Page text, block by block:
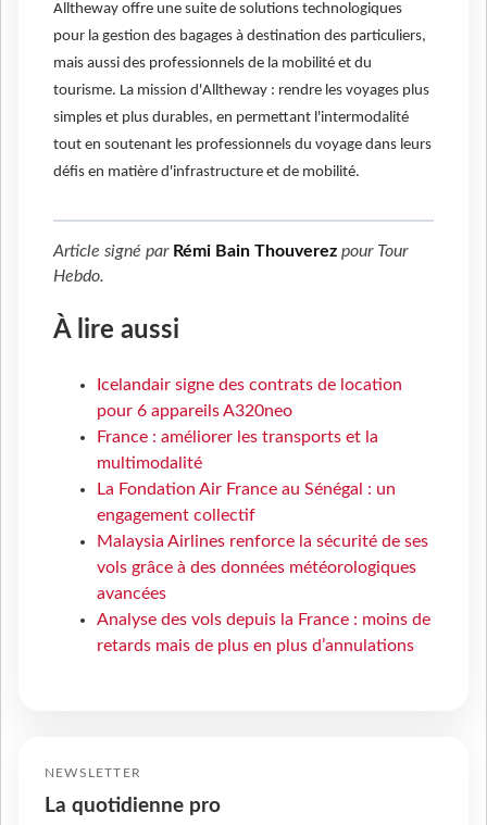
Alltheway offre une suite de solutions technologiques
pour la gestion des bagages à destination des particuliers,
mais aussi des professionnels de la mobilité et du
tourisme. La mission d'Alltheway : rendre les voyages plus
simples et plus durables, en permettant l'intermodalité
tout en soutenant les professionnels du voyage dans leurs
défis en matière d'infrastructure et de mobilité.
Article signé par Rémi Bain Thouverez pour Tour
Hebdo.
À lire aussi
Icelandair signe des contrats de location
pour 6 appareils A320neo
France : améliorer les transports et la
multimodalité
La Fondation Air France au Sénégal : un
engagement collectif
Malaysia Airlines renforce la sécurité de ses
vols grâce à des données météorologiques
avancées
Analyse des vols depuis la France : moins de
retards mais de plus en plus d’annulations
NEWSLETTER
La quotidienne pro